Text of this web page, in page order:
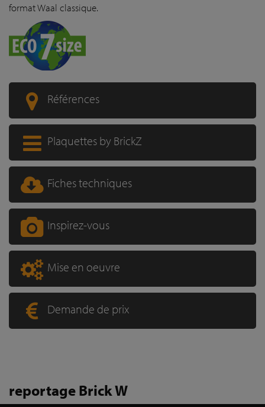
format Waal classique.
Références
Plaquettes by BrickZ
Fiches techniques
Inspirez-vous
Mise en oeuvre
Demande de prix
reportage Brick W